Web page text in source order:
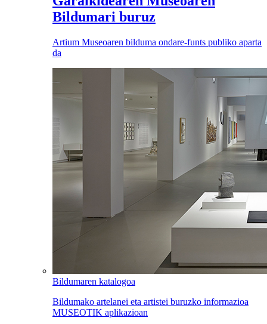
Bildumari buruz
Artium Museoaren bilduma ondare-funts publiko aparta
da
Bildumaren katalogoa
Bildumako artelanei eta artistei buruzko informazioa
MUSEOTIK aplikazioan